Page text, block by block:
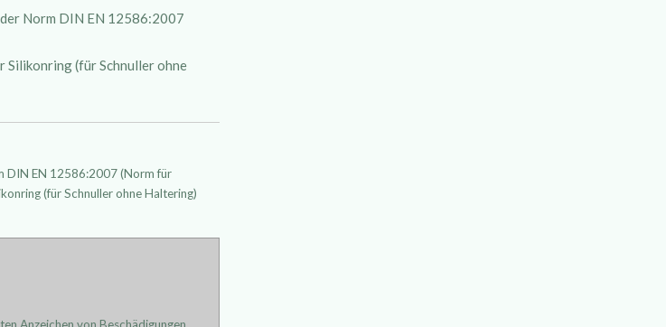
Norm DIN EN 12586:2007
Silikonring (für Schnuller ohne
DIN EN 12586:2007 (Norm für
(für Schnuller ohne Haltering)
Anzeichen von Beschädigungen